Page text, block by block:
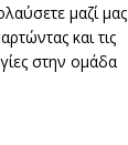
μαζί μας
και τις
στην ομάδα